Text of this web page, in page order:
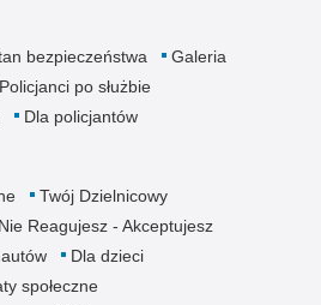
bezpieczeństwa
Galeria
Policjanci po służbie
Dla policjantów
Twój Dzielnicowy
Nie Reagujesz - Akceptujesz
Dla dzieci
społeczne